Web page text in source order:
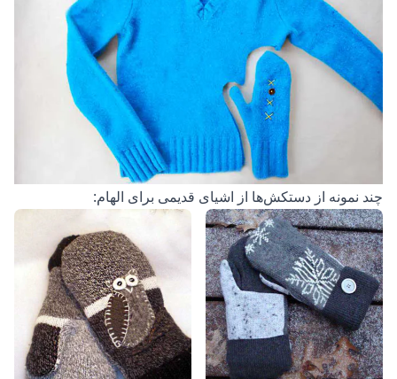
چند نمونه از دستکش‌ها از اشیای قدیمی برای الهام: